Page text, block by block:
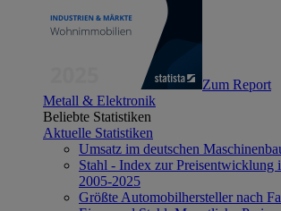
Zum Report
Metall & Elektronik
Beliebte Statistiken
Aktuelle Statistiken
Umsatz im deutschen
Stahl - Index zur Preisentwicklung
2005-2025
Größte Automobilhersteller nach